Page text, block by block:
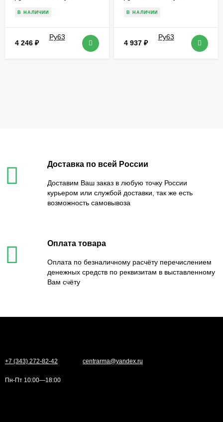
В НАЛИЧИИ
4 246 ₽
В НАЛИЧИИ
4 937 ₽
Доставка по всей России
Доставим Ваш заказ в любую точку России
курьером или службой доставки, так же есть
возможность самовывоза
Оплата товара
Оплата по безналичному расчёту перечислением
денежных средств по реквизитам в выставленному
Вам счёту
+7 (343) 272-82-42 centrarma@yandex.ru
Пн-Пт 10:00—18:00